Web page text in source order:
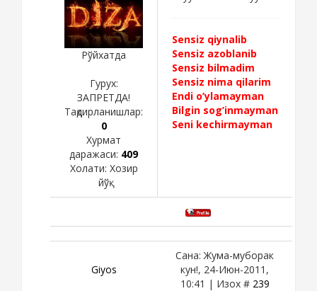
Рўйхатда
Гурух:
ЗАПРЕТДА!
Тақдирланишлар:
0
Хурмат
даражаси: 409
Холати: Хозир
йўқ
Sensiz qiynalib
Sensiz azoblanib
Sensiz bilmadim
Sensiz nima qilarim
Endi o’ylamayman
Bilgin sog’inmayman
Seni kechirmayman
Giyos
Сана: Жума-муборак
кун!, 24-Июн-2011,
10:41 | Изох # 239